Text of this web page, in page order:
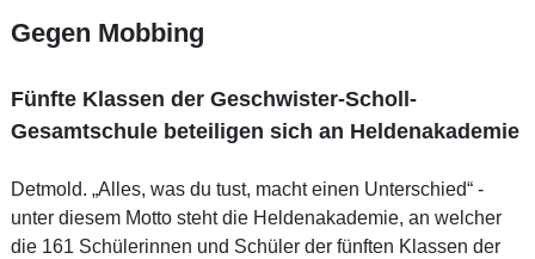
Gegen Mobbing
Fünfte Klassen der Geschwister-Scholl-
Gesamtschule beteiligen sich an Heldenakademie
Detmold. „Alles, was du tust, macht einen Unterschied“ -
unter diesem Motto steht die Heldenakademie, an welcher
die 161 Schülerinnen und Schüler der fünften Klassen der